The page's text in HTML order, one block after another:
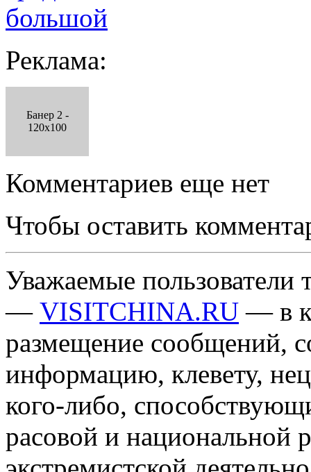
большой
Реклама:
Банер 2 -
120x100
Комментариев еще нет
Чтобы оставить
Уважаемые пользователи
— VISITCHINA.RU — в
размещение сообщений,
информацию, клевету,
кого-либо,
расовой и национальной